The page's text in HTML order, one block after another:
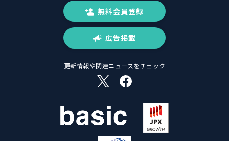
無料会員登録
広告掲載
更新情報や関連ニュースをチェック